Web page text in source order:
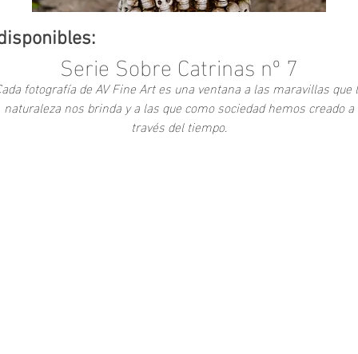
Serie Sobre Catrinas nº 7
fotografía de AV Fine Art es una ventana a las maravillas que
naturaleza nos brinda y a las que como sociedad hemos creado a
través del tiempo.